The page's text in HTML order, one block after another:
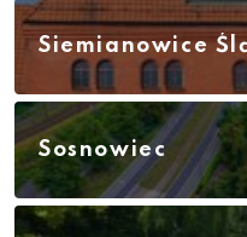
Siemianowice
Sosnowiec